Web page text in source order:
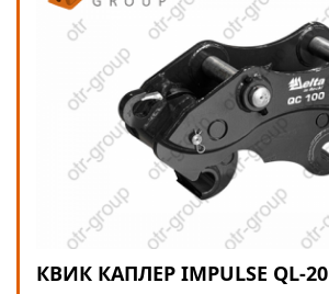
КВИК КАПЛЕР IMPULSE QL-20